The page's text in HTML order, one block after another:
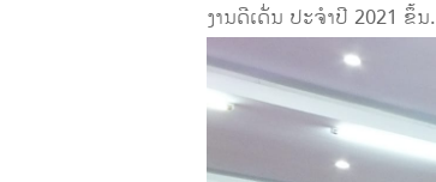
ງານດີເດັ່ນ ປະຈໍາປີ 2021 ຂຶ້ນ.